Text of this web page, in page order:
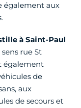
également aux
à Saint-Paul
rue St
également
de
aux
de secours et